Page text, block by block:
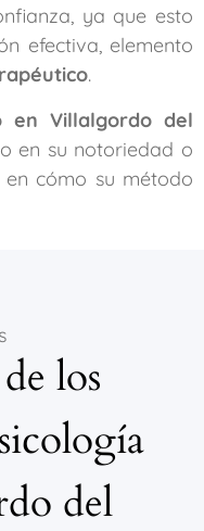
ya que esto
efectiva, elemento
.
en Villalgordo del
en su notoriedad o
en cómo su método
los
del